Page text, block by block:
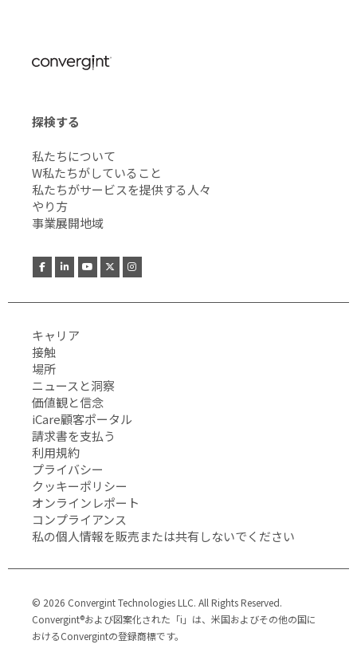
探検する
私たちについて
W私たちがしていること
私たちがサービスを提供する人々
やり方
事業展開地域
キャリア
接触
場所
ニュースと洞察
価値観と信念
iCare顧客ポータル
請求書を支払う
利用規約
プライバシー
クッキーポリシー
オンラインレポート
コンプライアンス
私の個人情報を販売または共有しないでください
© 2026 Convergint Technologies LLC. All Rights Reserved.
Convergint®および図案化された「i」は、米国およびその他の国に
おけるConvergintの登録商標です。